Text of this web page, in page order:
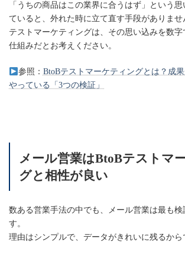
「うちの商品はこの業界に合うはず」という
ていると、外れた時に立て直す手段がありませ
テストマーケティングは、その思い込みを数
仕組みだとお考えください。
参照： BtoBテストマーケティングとは？成
やっている「3つの検証」
メール営業はBtoBテストマ
グと相性が良い
数ある営業手法の中でも、メール営業は最も
す。
理由はシンプルで、データがきれいに残るから